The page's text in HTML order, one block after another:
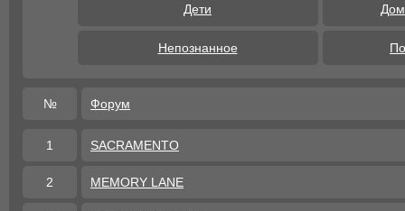
Дети
Непознанное
№ Форум
1 SACRAMENTO
2 MEMORY LANE